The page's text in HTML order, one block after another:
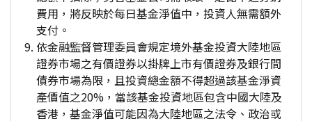
費用，將反映於每日基金淨值中，投資人無需額外
支付。
依金融監督管理委員會規定境外基金投資大陸地區
證券市場之有價證券以掛牌上市有價證券及銀行間
債券市場為限，且投資總金額不得超過該基金淨資
產價值之20%，當該基金投資地區包含中國大陸及
香港，基金淨值可能因為大陸地區之法令、政治或